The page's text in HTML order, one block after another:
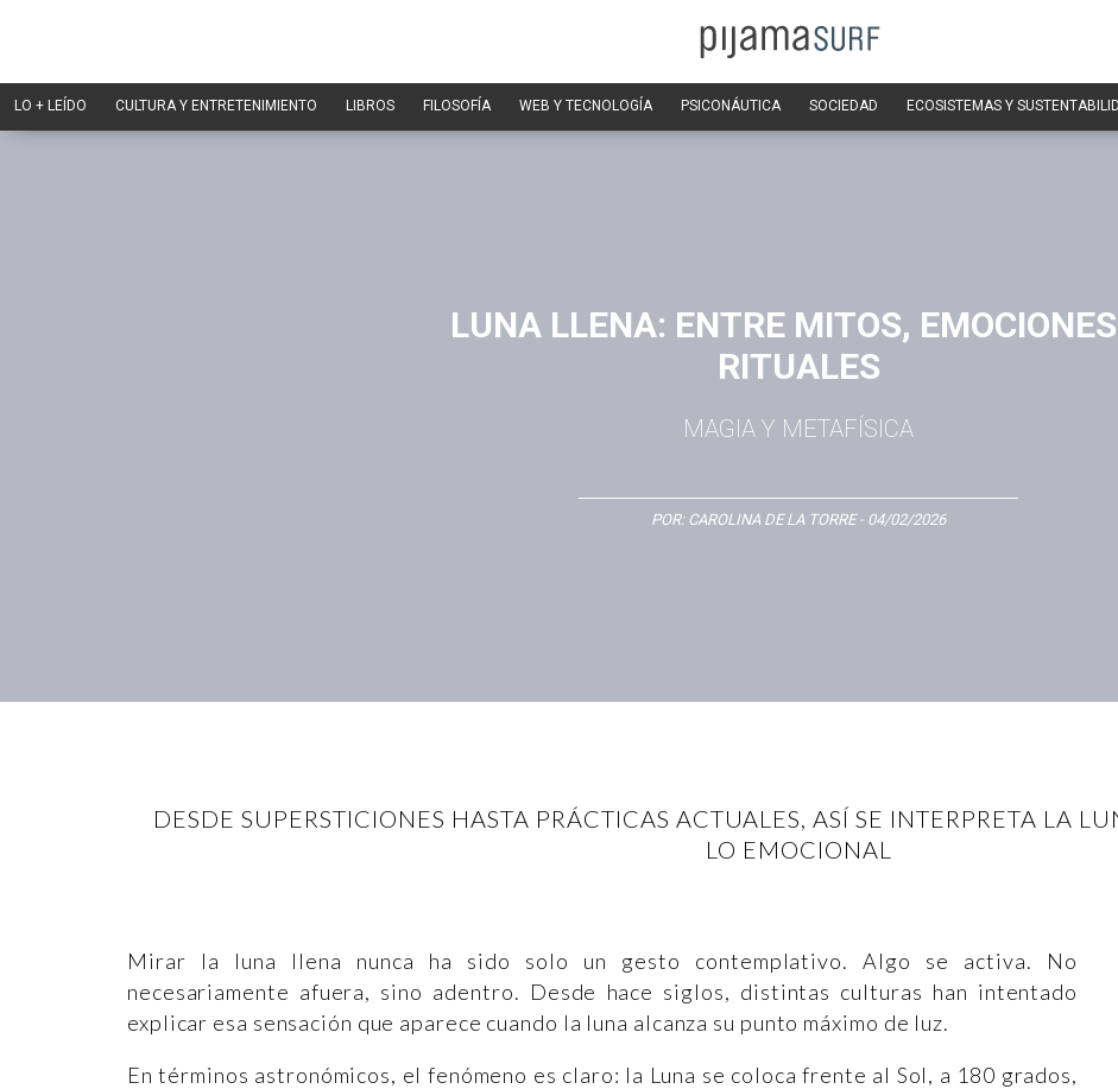
LO + LEÍDO CULTURA Y ENTRETENIMIENTO LIBROS FILOSOFÍA WEB Y TECNOLOGÍA PSICONÁUTICA SOCIEDAD ECOSISTEMAS Y
LUNA LLENA: ENTRE MITOS,
RITUALES
MAGIA Y METAFÍSICA
POR: CAROLINA DE LA TORRE- 04/02/2026
DESDE SUPERSTICIONES HASTA PRÁCTICAS ACTUALES, ASÍ SE INTERPRETA LA
LO EMOCIONAL
Mirar la luna llena nunca ha sido solo un gesto contemplativo. Algo se activa. No
necesariamente afuera, sino adentro. Desde hace siglos, distintas culturas han intentado
explicar esa sensación que aparece cuando la luna alcanza su punto máximo de luz.
En términos astronómicos, el fenómeno es claro: la Luna se coloca frente al Sol, a 180 grados,